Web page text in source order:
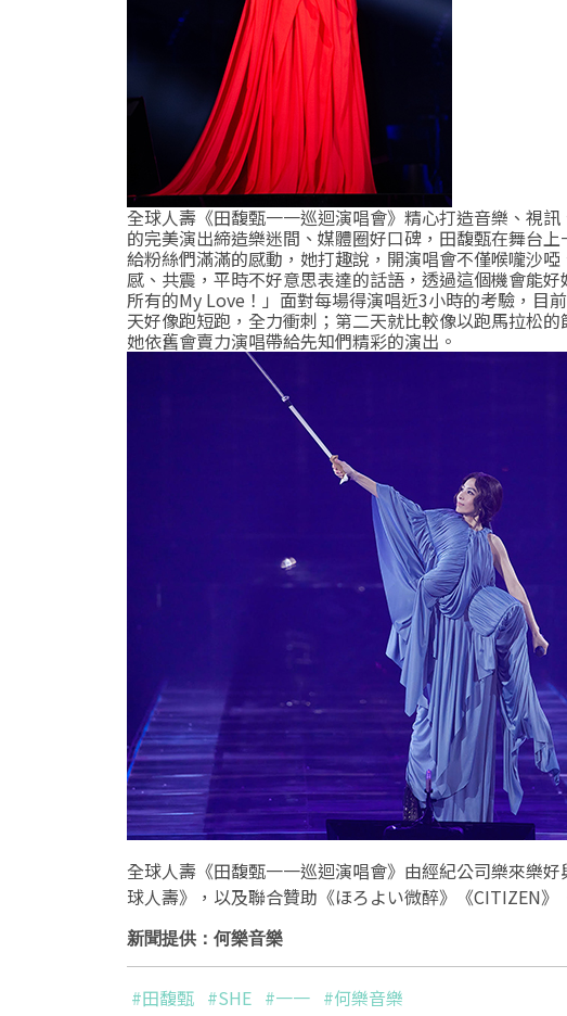
全球人壽《田馥甄一一巡迴演唱會》精心打造音樂、視
的完美演出締造樂迷間、媒體圈好口碑，田馥甄在舞台
給粉絲們滿滿的感動，她打趣說，開演唱會不僅喉嚨沙
感、共震，平時不好意思表達的話語，透過這個機會能
所有的My Love ！」面對每場得演唱近3小時的考驗，目
天好像跑短跑，全力衝刺；第二天就比較像以跑馬拉松
她依舊會賣力演唱帶給先知們精彩的演出。
全球人壽《田馥甄一一巡迴演唱會》由經紀公司樂來樂
球人壽》，以及聯合贊助《ほろよい微醉》《CITIZEN》
新聞提供：何樂音樂
#田馥甄 #SHE #一一 #何樂音樂